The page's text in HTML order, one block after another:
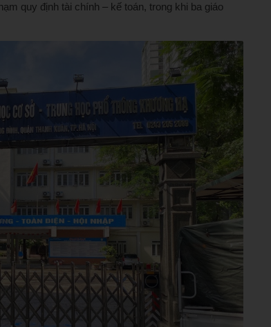
quy định tài chính – kế toán, trong khi ba giáo